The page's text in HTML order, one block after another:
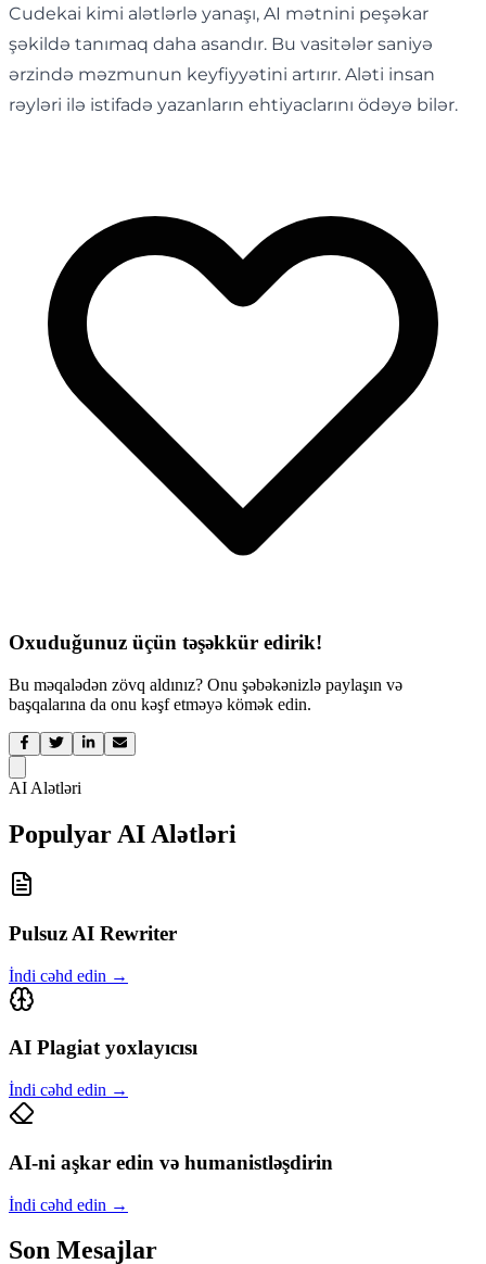
Cudekai kimi alətlərlə yanaşı, AI mətnini peşəkar
şəkildə tanımaq daha asandır. Bu vasitələr saniyə
ərzində məzmunun keyfiyyətini artırır. Aləti insan
rəyləri ilə istifadə yazanların ehtiyaclarını ödəyə bilər.
Oxuduğunuz üçün təşəkkür edirik!
Bu məqalədən zövq aldınız? Onu şəbəkənizlə paylaşın və
başqalarına da onu kəşf etməyə kömək edin.
AI Alətləri
Populyar AI Alətləri
Pulsuz AI Rewriter
İndi cəhd edin →
AI Plagiat yoxlayıcısı
İndi cəhd edin →
AI-ni aşkar edin və humanistləşdirin
İndi cəhd edin →
Son Mesajlar